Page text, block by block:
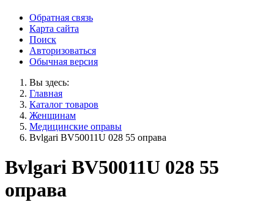
Обратная связь
Карта сайта
Поиск
Авторизоваться
Обычная версия
Вы здесь:
Главная
Каталог товаров
Женщинам
Медицинские оправы
Bvlgari BV50011U 028 55 оправа
Bvlgari BV50011U 028 55
оправа